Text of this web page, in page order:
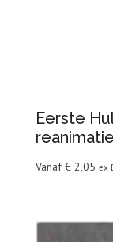
Eerste
Vanaf€ 2,05 ex